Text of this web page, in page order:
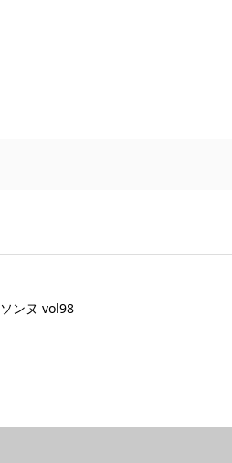
ンヌ vol98